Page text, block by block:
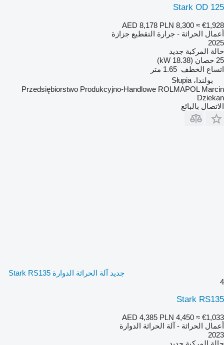
Stark OD 125
AED 8,178 PLN 8,300 ≈ €1,928
أعمال الحراثة - جرارة التقطيع جزازة
2025
حالة المركبة جديد
25 حصان (18.38 kW)
اتساع الخطف 1.65 متر
بولندا، Słupia
Przedsiębiorstwo Produkcyjno-Handlowe ROLMAPOL Marcin
Dziekan
الاتصال بالبائع
جديد آلة الحراثة الدوارة Stark RS135
4
Stark RS135
AED 4,385 PLN 4,450 ≈ €1,033
أعمال الحراثة - آلة الحراثة الدوارة
2023
حالة المركبة جديد